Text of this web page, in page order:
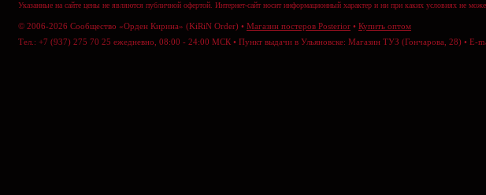
Указанные на сайте цены не являются публичной офертой. Интернет-сайт носит информационный характер и ни при каких условиях не
© 2006-2026 Сообщество «Орден Кирина» (KiRiN Order) • Магазин постеров Posterior • Купить оптом
Тел.: +7 (937) 275 70 25 ежедневно, 08:00 - 24:00 МСК • Пункт выдачи в Ульяновске: Магазин ТУЗ (Гончарова, 28) • E-